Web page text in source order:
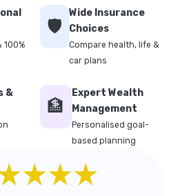
bima insurance plan
insurance plan
health insurance plan
suraksha family floater
suraksha individual
surplus insurance plan
insurance plan
100%
🛡️
Wide Insurance
Choices
Compare health, life &
car plans
&
🏦
Expert Wealth
Management
Personalised goal-
based planning